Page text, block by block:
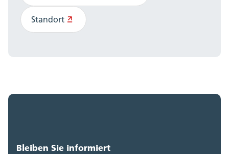
Standort
Bleiben Sie informiert